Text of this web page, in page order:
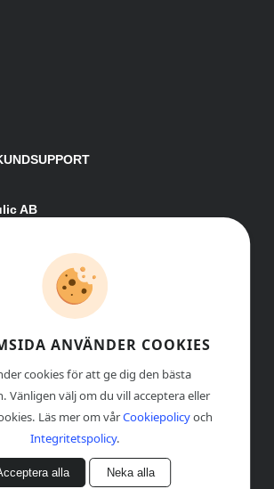
AB
, NORDÉN HYDRAULIC AB
ANVÄNDER COOKIES
cookies för att ge dig den bästa
Vänligen välj om du vill acceptera eller
Läs mer om vårCookiepolicyoch
Integritetspolicy.
alla Neka alla